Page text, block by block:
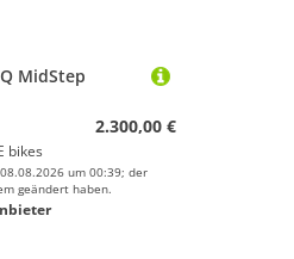
MidStep
2.300,00 €
bikes
um 00:39; der
geändert haben.